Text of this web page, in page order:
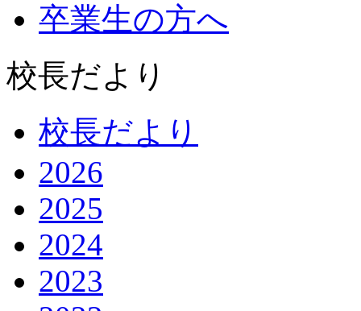
卒業生の方へ
校長だより
校長だより
2026
2025
2024
2023